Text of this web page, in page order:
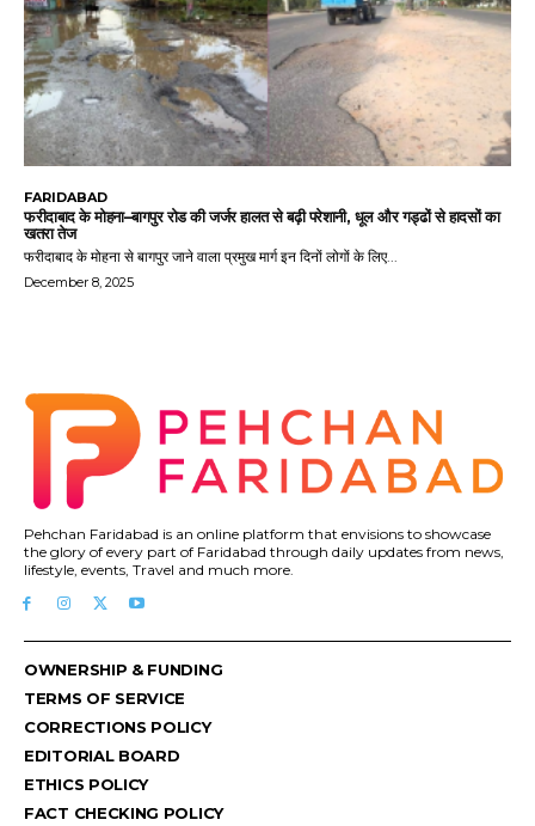
FARIDABAD
फरीदाबाद के मोहना–बागपुर रोड की जर्जर हालत से बढ़ी परेशानी, धूल और गड्ढों से हादसों का
खतरा तेज
फरीदाबाद के मोहना से बागपुर जाने वाला प्रमुख मार्ग इन दिनों लोगों के लिए...
December 8, 2025
Pehchan Faridabad is an online platform that envisions to showcase
the glory of every part of Faridabad through daily updates from news,
lifestyle, events, Travel and much more.
OWNERSHIP & FUNDING
TERMS OF SERVICE
CORRECTIONS POLICY
EDITORIAL BOARD
ETHICS POLICY
FACT CHECKING POLICY